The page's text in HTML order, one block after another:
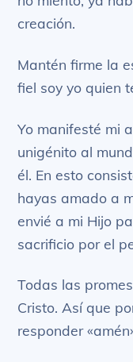
creación.
Mantén firme la
fiel soy yo quien
Yo manifesté mi
unigénito al
él. En esto
hayas amado a
envié a mi Hijo
sacrificio por el
Todas las
Cristo. Así que
responder